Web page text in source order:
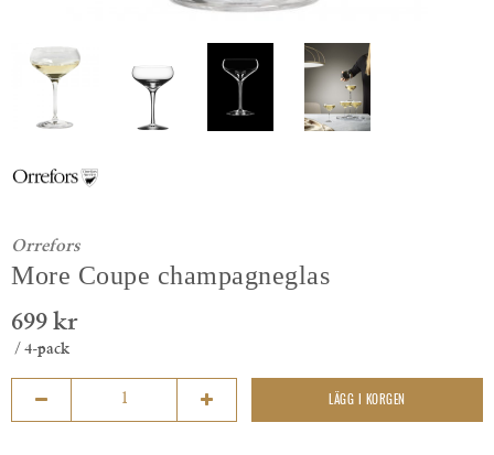
Orrefors
More Coupe champagneglas
699 kr
/ 4-pack
LÄGG I KORGEN